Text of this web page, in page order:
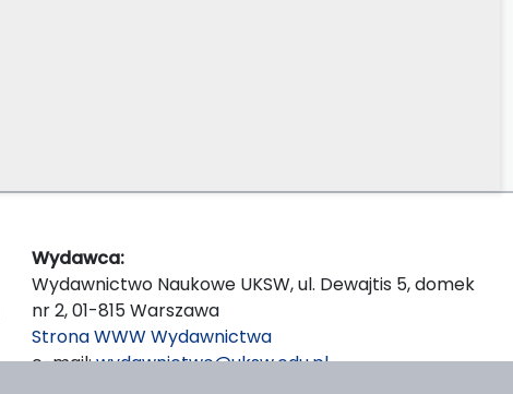
Wydawca:
Wydawnictwo Naukowe UKSW, ul. Dewajtis 5, domek
nr 2, 01-815 Warszawa
Strona WWW Wydawnictwa
e-mail:wydawnictwo@uksw.edu.pl